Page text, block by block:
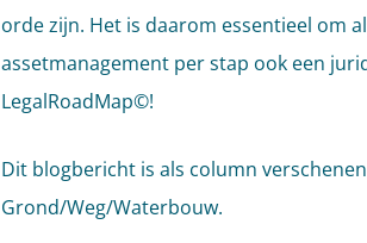
orde zijn. Het is daarom essentieel om
assetmanagement per stap ook een
LegalRoadMap©!
Dit blogbericht is als column
Grond/Weg/Waterbouw.